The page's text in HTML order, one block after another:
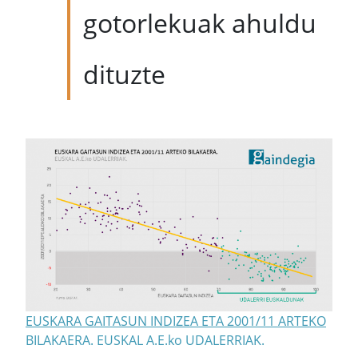
gotorlekuak ahuldu
dituzte
EUSKARA GAITASUN INDIZEA ETA 2001/11 ARTEKO
BILAKAERA. EUSKAL A.E.ko UDALERRIAK.